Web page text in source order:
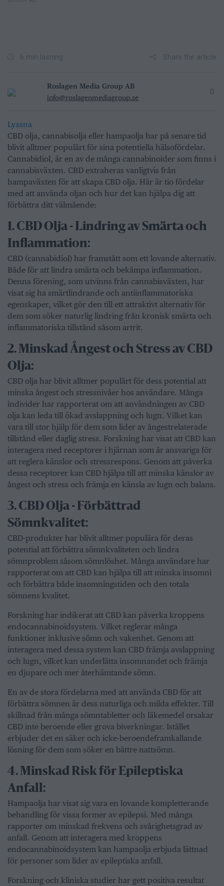
6 min läsning Share the article
Roslagen Media Group AB
info@roslagenmediagroup.se
Lyssna
CBD olja, cannabisolja eller hampaolja har på senare tid
blivit alltmer populärt för sina potentiella hälsofördelar.
Cannabidiol, är en av de många cannabinoider som finns i
cannabisväxten. CBD extraheras vanligtvis från
hampaväxten för att skapa CBD olja. Här är tio fördelar
med att använda oljan och hur det kan hjälpa dig att
förbättra ditt välmående:
1.⁠ CBD Olja - ⁠Lindring av Smärta och
Inflammation:
CBD (cannabidiol) har framstått som ett lovande alternativ.
Både för att lindra smärta och bekämpa inflammation.
Denna förening, som utvinns från cannabisväxten, har
visat sig ha smärtlindrande och antiinflammatoriska
egenskaper, vilket gör den till ett attraktivt alternativ för
dem som söker naturlig lindring från kronisk smärta och
inflammatoriska tillstånd såsom artrit.
2.⁠ ⁠Minskad Ångest och Stress av CBD
Olja:
CBD olja har blivit alltmer populärt för dess potential att
minska ångest och stressnivåer hos användare. Många
individer har rapporterat om att användningen av CBD
olja kan leda till ökad avslappning och lugn. Vilket kan
vara till stor hjälp för dem som lider av ångestrelaterade
tillstånd eller daglig stress. Forskning har visat att CBD kan
interagera med receptorer i hjärnan som är ansvariga för
att reglera känslor och stressrespons. Genom att påverka
dessa receptorer kan CBD hjälpa till att minska känslor av
ångest och stress och främja en känsla av lugn och balans.
3.⁠ ⁠CBD Olja - Förbättrad
Sömnkvalitet:
CBD-produkter har blivit alltmer populära för deras
potential att förbättra sömnkvaliteten och lindra
sömnproblem såsom sömnlöshet. Många användare har
rapporterat om att CBD kan hjälpa till att minska insomni
och förbättra både insomningstiden och den totala
sömnens kvalitet.
Forskning har indikerat att CBD kan påverka kroppens
endocannabinoidsystem. Vilket reglerar många
funktioner inklusive sömn och vakenhet. Genom att
interagera med dessa system kan CBD främja avslappning
och lugn, vilket kan underlätta insomnandet och främja
en djupare och mer återhämtande sömn.
En av de stora fördelarna med att använda CBD för att
förbättra sömnen är dess naturliga och milda effekter. Till
skillnad från många sömntabletter och läkemedel orsakar
CBD inte beroende eller grova biverkningar. Istället
erbjuder det en säker och icke-beroendeframkallande
lösning för dem som söker en bättre nattsömn.
4.⁠ ⁠Minskad Risk för Epileptiska
Anfall:
Hampaolja har visat sig vara en lovande kompletterande
behandling för vissa former av epilepsi. Med många
rapporter om minskad frekvens och svårighetsgrad av
anfall. Genom att interagera med kroppens
endocannabinoidsystem kan hampaolja erbjuda lättnad
för personer som lider av epileptiska anfall.
Forskning och kliniska studier har gett positiva resultat